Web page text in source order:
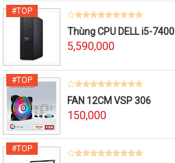
Thùng CPU DELL i5-7400
5,590,000
FAN 12CM VSP 306
150,000